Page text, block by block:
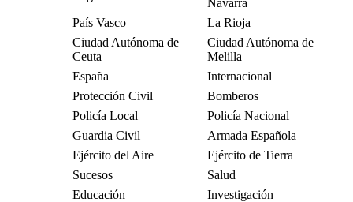
Navarra
País Vasco
La Rioja
Ciudad Autónoma de
Ceuta
Ciudad Autónoma de
Melilla
España
Internacional
Protección Civil
Bomberos
Policía Local
Policía Nacional
Guardia Civil
Armada Española
Ejército del Aire
Ejército de Tierra
Sucesos
Salud
Educación
Investigación